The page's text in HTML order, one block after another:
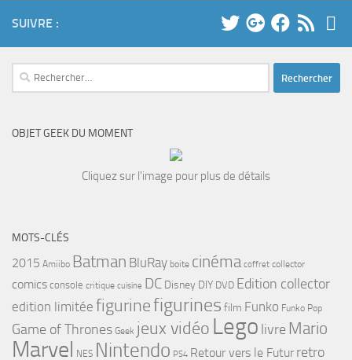
SUIVRE :
Rechercher :
OBJET GEEK DU MOMENT
Cliquez sur l'image pour plus de détails
MOTS-CLÉS
2015 Amiibo Batman BluRay boite cinéma coffret collector
comics console critique cuisine DC Disney DIY DVD Edition collector
edition limitée figurinefigurines film Funko Funko Pop
Game of Thrones Geek jeux vidéo Lego livre Mario
Marvel NES Nintendo PS4 Retour vers le Futur retro